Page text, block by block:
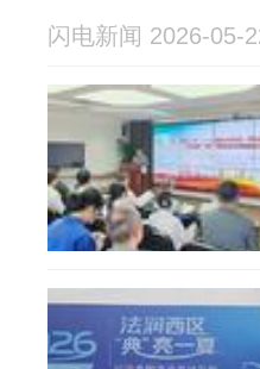
闪电新闻 2026-05-